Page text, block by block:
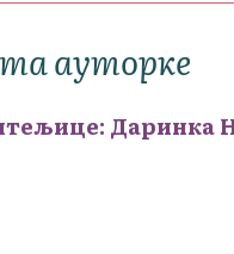
ауторке
Даринка